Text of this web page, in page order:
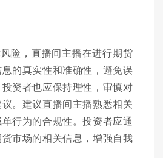
险，直播间主播在进行期货
的真实性和准确性，避免误
资者也应保持理性，审慎对
。建议直播间主播熟悉相关
行为的合规性。投资者应通
市场的相关信息，增强自我